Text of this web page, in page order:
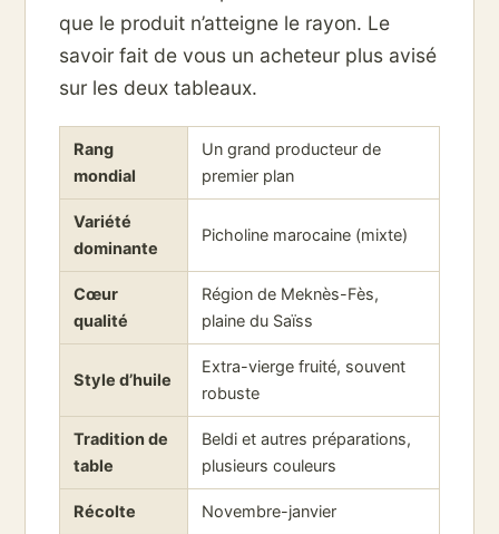
que le produit n’atteigne le rayon. Le
savoir fait de vous un acheteur plus avisé
sur les deux tableaux.
Rang
mondial
Un grand producteur de
premier plan
Variété
dominante
Picholine marocaine (mixte)
Cœur
qualité
Région de Meknès-Fès,
plaine du Saïss
Style d’huile
Extra-vierge fruité, souvent
robuste
Tradition de
table
Beldi et autres préparations,
plusieurs couleurs
Récolte Novembre-janvier